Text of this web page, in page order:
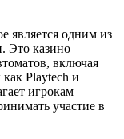
является одним из
Это казино
включая
как Playtech и
игрокам
участие в